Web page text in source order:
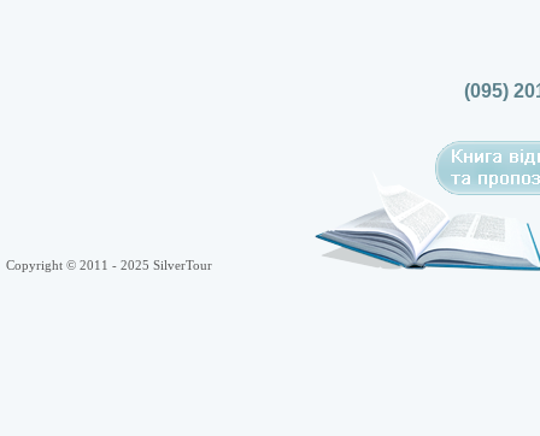
(095)
Copyright © 2011 - 2025 SilverTour